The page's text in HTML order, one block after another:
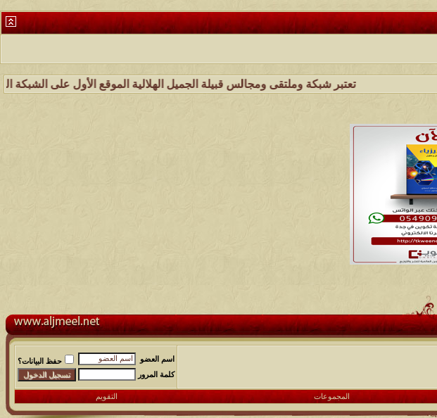
تعتبر شبكة وملتقى ومجالس قبيلة الجميل الهلالية الموقع الأول على الشبكة العنكبوتية
اسم العضو
حفظ البيانات؟
كلمة المرور
المجموعات التقويم